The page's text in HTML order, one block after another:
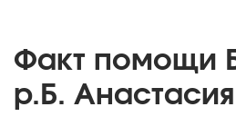
Факт помощи
р.Б.